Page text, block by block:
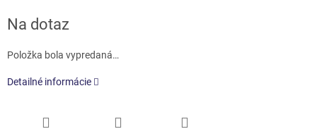
cena:
Na dotaz
Položka bola vypredaná…
Detailné informácie